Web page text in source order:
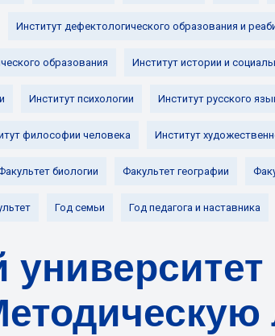
Институт дефектологического образования и
образования Институт истории и
Институт психологии Институт русского
философии человека Институт
биологии Факультет географии
Год семьи Год педагога и наставника